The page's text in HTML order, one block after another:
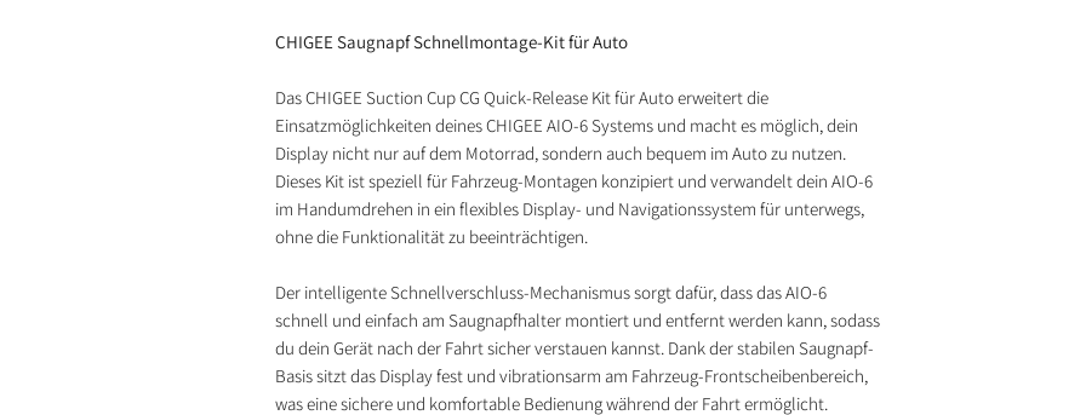
CHIGEE Saugnapf Schnellmontage-Kit für Auto
Das CHIGEE Suction Cup CG Quick-Release Kit für Auto erweitert die
Einsatzmöglichkeiten deines CHIGEE AIO-6 Systems und macht es möglich, dein
Display nicht nur auf dem Motorrad, sondern auch bequem im Auto zu nutzen.
Dieses Kit ist speziell für Fahrzeug-Montagen konzipiert und verwandelt dein AIO-6
im Handumdrehen in ein flexibles Display- und Navigationssystem für unterwegs,
ohne die Funktionalität zu beeinträchtigen.
Der intelligente Schnellverschluss-Mechanismus sorgt dafür, dass das AIO-6
schnell und einfach am Saugnapfhalter montiert und entfernt werden kann, sodass
du dein Gerät nach der Fahrt sicher verstauen kannst. Dank der stabilen Saugnapf-
Basis sitzt das Display fest und vibrationsarm am Fahrzeug-Frontscheibenbereich,
was eine sichere und komfortable Bedienung während der Fahrt ermöglicht.